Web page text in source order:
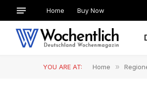
Home Buy Now
YOU ARE AT: Home »